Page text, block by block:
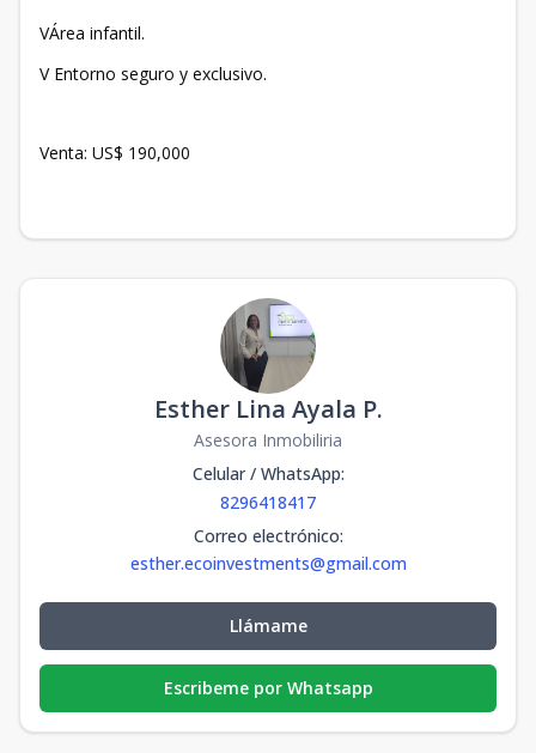
VÁrea infantil.
V Entorno seguro y exclusivo.
Venta: US$ 190,000
Esther Lina Ayala P.
Asesora Inmobiliria
Celular / WhatsApp:
8296418417
Correo electrónico:
esther.ecoinvestments@gmail.com
Llámame
Escribeme por Whatsapp